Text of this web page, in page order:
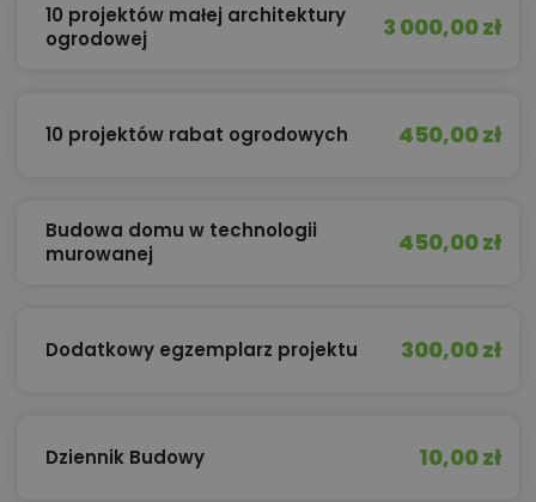
10 projektów małej architektury
ogrodowej
3 000,00 zł
10 projektów rabat ogrodowych 450,00 zł
Budowa domu w technologii
murowanej
450,00 zł
Dodatkowy egzemplarz projektu 300,00 zł
Dziennik Budowy 10,00 zł